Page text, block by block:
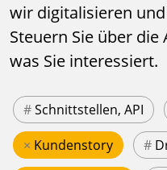
wir digitalisieren
Steuern Sie über
was Sie interessiert.
#Schnittstellen, API
× Kundenstory #